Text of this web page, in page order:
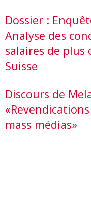
Dossier :
Analyse des
salaires de plus
Suisse
Discours de
mass médias»